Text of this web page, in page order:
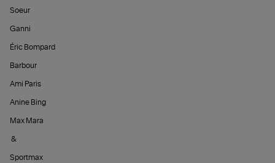
Soeur
Ganni
Éric Bompard
Barbour
Ami Paris
Anine Bing
Max Mara
&
Sportmax